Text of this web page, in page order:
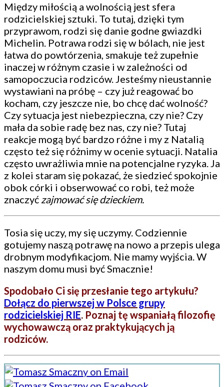
Między miłością a wolnością jest sfera
rodzicielskiej sztuki. To tutaj, dzięki tym
przyprawom, rodzi się danie godne gwiazdki
Michelin. Potrawa rodzi się w bólach, nie jest
łatwa do powtórzenia, smakuje też zupełnie
inaczej w różnym czasie i w zależności od
samopoczucia rodziców. Jesteśmy nieustannie
wystawiani na próbę – czy już reagować bo
kocham, czy jeszcze nie, bo chcę dać wolność?
Czy sytuacja jest niebezpieczna, czy nie? Czy
mała da sobie radę bez nas, czy nie? Tutaj
reakcje mogą być bardzo różne i my z Natalią
często też się różnimy w ocenie sytuacji. Natalia
często uwrażliwia mnie na potencjalne ryzyka. Ja
z kolei staram się pokazać, że siedzieć spokojnie
obok córki i obserwować co robi, też może
znaczyć zajmować się dzieckiem.
Tosia się uczy, my się uczymy. Codziennie
gotujemy naszą potrawę na nowo a przepis ulega
drobnym modyfikacjom. Nie mamy wyjścia. W
naszym domu musi być Smacznie!
Spodobało Ci się przesłanie tego artykułu?
Dołącz do pierwszej w Polsce grupy
rodzicielskiej RIE. Poznaj tę wspaniałą filozofię
wychowawczą oraz praktykujących ją
rodziców.